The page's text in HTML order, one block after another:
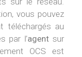
vous pouvez
téléchargés au
par l’agentsur
OCS est